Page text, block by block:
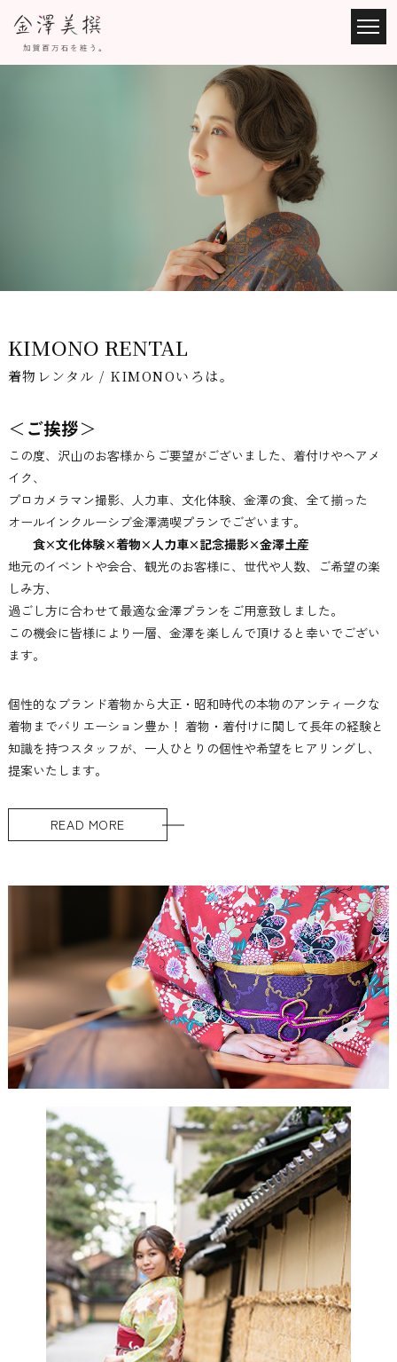
KIMONO RENTAL
着物レンタル / KIMONOいろは。
＜ ご挨拶＞
この度、沢山のお客様からご要望がございました、着付けやヘアメ
イク、
プロカメラマン撮影、人力車、文化体験、金澤の食、全て揃った
オールインクルーシブ金澤満喫プランでございます。
食×文化体験×着物×人力車×記念撮影×金澤土産
地元のイベントや会合、観光のお客様に、世代や人数、ご希望の楽
しみ方、
過ごし方に合わせて最適な金澤プランをご用意致しました。
この機会に皆様により一層、金澤を楽しんで頂けると幸いでござい
ます。
個性的なブランド着物から大正・昭和時代の本物のアンティークな
着物までバリエーション豊か！ 着物・着付けに関して長年の経験と
知識を持つスタッフが、一人ひとりの個性や希望をヒアリングし、
提案いたします。
READ MORE